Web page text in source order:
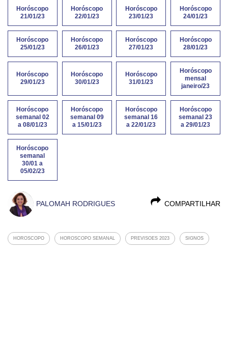
Horóscopo
21/01/23
Horóscopo
22/01/23
Horóscopo
23/01/23
Horóscopo
24/01/23
Horóscopo
25/01/23
Horóscopo
26/01/23
Horóscopo
27/01/23
Horóscopo
28/01/23
Horóscopo
29/01/23
Horóscopo
30/01/23
Horóscopo
31/01/23
Horóscopo
mensal
janeiro/23
Horóscopo
semanal 02
a 08/01/23
Horóscopo
semanal 09
a 15/01/23
Horóscopo
semanal 16
a 22/01/23
Horóscopo
semanal 23
a 29/01/23
Horóscopo
semanal
30/01 a
05/02/23
COMPARTILHAR
PALOMAH RODRIGUES
HOROSCOPO HOROSCOPO SEMANAL PREVISOES 2023 SIGNOS